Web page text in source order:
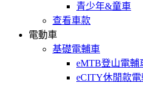
青少年&童車
查看車款
電動車
基礎電輔車
eMTB登山電輔
eCITY休閒款